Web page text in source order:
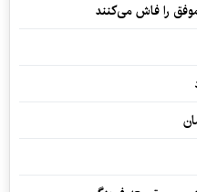
را فاش می‌کنند